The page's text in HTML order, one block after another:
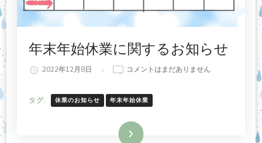
年末年始休業に関するお知らせ
2022年12月8日
年
年
始
業
コメントはまだありません
タグ: 休業のお知らせ 年末年始休業
続きを読む